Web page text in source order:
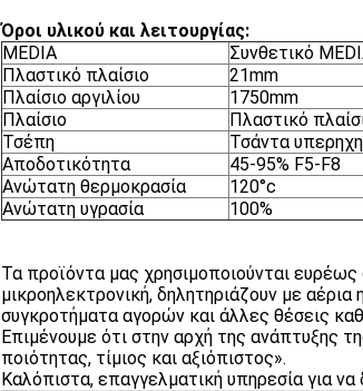
Όροι υλικού και λειτουργίας:
MEDIA
Συνθετικό
Πλαστικό πλαίσιο
21mm
Πλαίσιο αργιλίου
1750mm
Πλαίσιο
Πλαστικό
Τσέπη
Τσάντα
Αποδοτικότητα
45-95% F5-F8
Ανώτατη θερμοκρασία
120°c
Ανώτατη υγρασία
100%
Τα προϊόντα μας χρησιμοποιούνται
μικροηλεκτρονική, δηλητηριάζουν με
συγκροτήματα αγορών και άλλες θέσεις
Επιμένουμε ότι στην αρχή της ανάπτυξης
ποιότητας, τίμιος και αξιόπιστος».
Καλόπιστα, επαγγελματική υπηρεσία για